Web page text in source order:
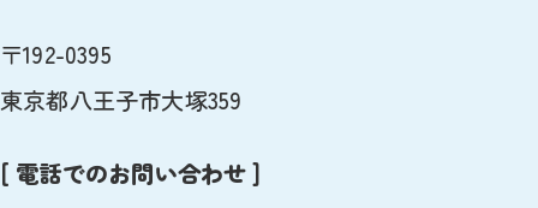
〒192-0395
東京都八王子市大塚359
[ 電話でのお問い合わせ ]